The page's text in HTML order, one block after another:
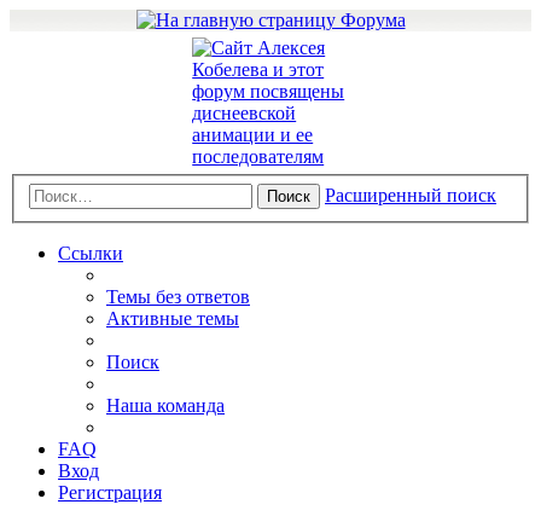
Поиск Расширенный поиск
Ссылки
Темы без ответов
Активные темы
Поиск
Наша команда
FAQ
Вход
Регистрация